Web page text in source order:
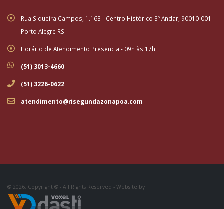
Rua Siqueira Campos, 1.163 - Centro Histórico 3º Andar, 90010-001
Porto Alegre RS
Horário de Atendimento Presencial- 09h às 17h
(51) 3013-4660
(51) 3226-0622
atendimento@risegundazonapoa.com
© 2026, Copyright © - All Rights Reserved - Website by